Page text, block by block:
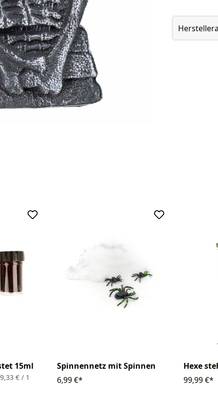
15ml
€ / 1
Spinnennetz mit Spinnen
6,99 €*
Hexe
99,99 €*